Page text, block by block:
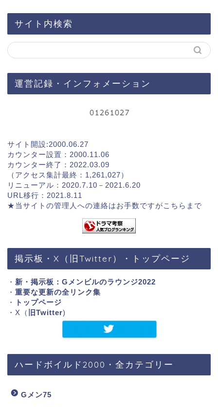
サイト内検索
運営記録・インフォメーション
サイト開設:2000.06.27
カウンター設置：2000.11.06
カウンター終了：2022.03.09
（アクセス集計最終：1,261,027）
リニューアル：2020.7.10－2021.6.20
URL移行：2021.8.11
★当サイトの管理人への連絡はお手数ですがこちらまで
掲示板・X（旧Twitter）・トップページ
・ 新・掲示板：Gメンビルのラウンジ2022
・ 重要な更新の全リンク集
・
トップページ
・X（ 旧Twitter)
ハードボイルド2000・全カテゴリー
Gメン75